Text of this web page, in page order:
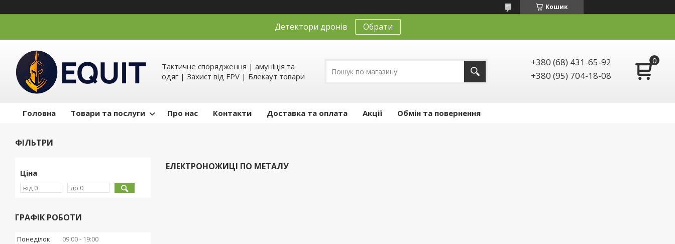
Кошик
Детектори дронів Обрати
Тактичне спорядження | амуніція та
одяг | Захист від FPV | Блекаут товари
+380 (68) 431-65-92
+380 (95) 704-18-08
Головна Товари та послуги Про нас Контакти Доставка та оплата Акції Обмін та повернення
ЕЛЕКТРОНОЖИЦІ ПО МЕТАЛУ
ФІЛЬТРИ
Ціна
ГРАФІК РОБОТИ
Понеділок 09:00
19:00